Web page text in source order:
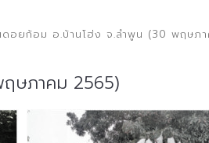
อยก้อม อ.บ้านโฮ่ง จ.ลำพูน (30 พฤษภ
ษภาคม 2565)